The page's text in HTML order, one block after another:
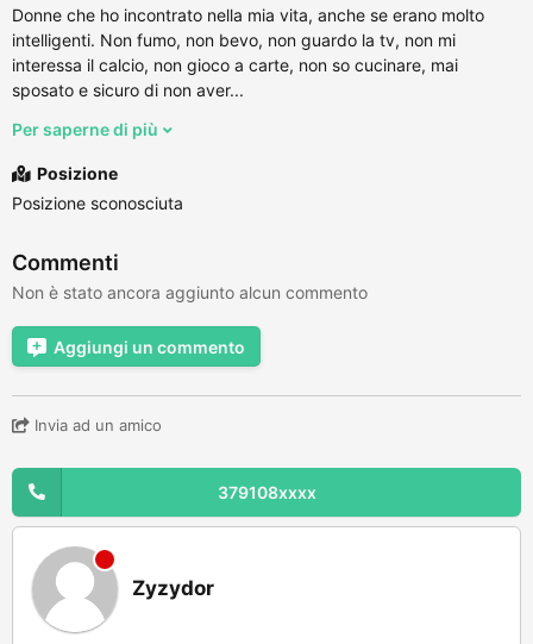
Donne che ho incontrato nella mia vita, anche se erano molto
intelligenti. Non fumo, non bevo, non guardo la tv, non mi
interessa il calcio, non gioco a carte, non so cucinare, mai
sposato e sicuro di non aver...
Per saperne di più
Posizione
Posizione sconosciuta
Commenti
Non è stato ancora aggiunto alcun commento
Aggiungi un commento
Invia ad un amico
379108xxxx
Zyzydor